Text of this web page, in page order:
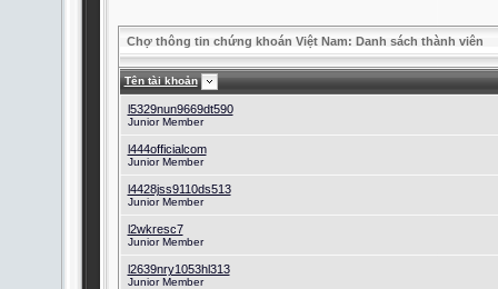
Chợ thông tin chứng khoán Việt Nam: Danh sách thành viên
Tên tài khoản
l5329nun9669dt590
Junior Member
l444officialcom
Junior Member
l4428jss9110ds513
Junior Member
l2wkresc7
Junior Member
l2639nry1053hl313
Junior Member